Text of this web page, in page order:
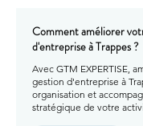
Comment améliorer
d'entreprise à Trappes ?
Avec GTM EXPERTISE,
gestion d'entreprise à
organisation et
stratégique de votre